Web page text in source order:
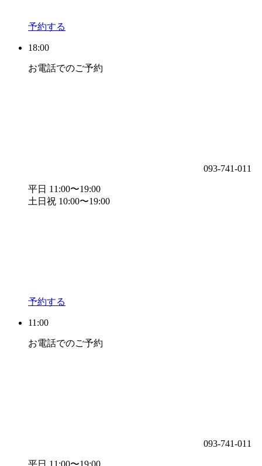
予約する
18:00
お電話でのご予約
093-741-011
平日 11:00〜19:00
土日祝 10:00〜19:00
予約する
11:00
お電話でのご予約
093-741-011